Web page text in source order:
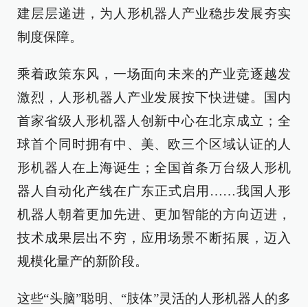
建层层递进，为人形机器人产业稳步发展夯实
制度保障。
乘着政策东风，一场面向未来的产业竞逐越发
激烈，人形机器人产业发展按下快进键。国内
首家省级人形机器人创新中心在北京成立；全
球首个同时拥有中、美、欧三个区域认证的人
形机器人在上海诞生；全国首条万台级人形机
器人自动化产线在广东正式启用……我国人形
机器人朝着更加先进、更加智能的方向迈进，
技术成果层出不穷，应用场景不断拓展，迈入
规模化量产的新阶段。
这些“头脑”聪明、“肢体”灵活的人形机器人的多